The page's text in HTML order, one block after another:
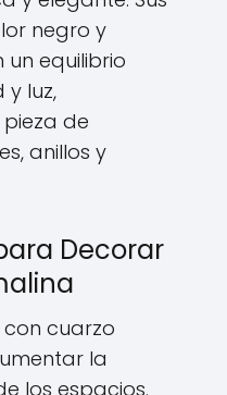
negro y
equilibrio
luz,
de
anillos y
Decorar
cuarzo
la
los espacios.